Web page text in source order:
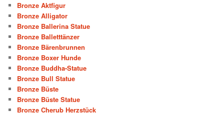
Bronze Aktfigur
Bronze Alligator
Bronze Ballerina Statue
Bronze Balletttänzer
Bronze Bärenbrunnen
Bronze Boxer Hunde
Bronze Buddha-Statue
Bronze Bull Statue
Bronze Büste
Bronze Büste Statue
Bronze Cherub Herzstück